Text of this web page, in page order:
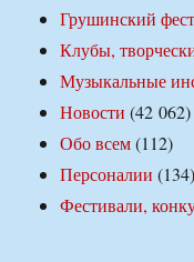
Грушинский
Клубы,
Музыкальные
Новости (42 062)
Обо всем(112)
Персоналии (134)
Фестивали,